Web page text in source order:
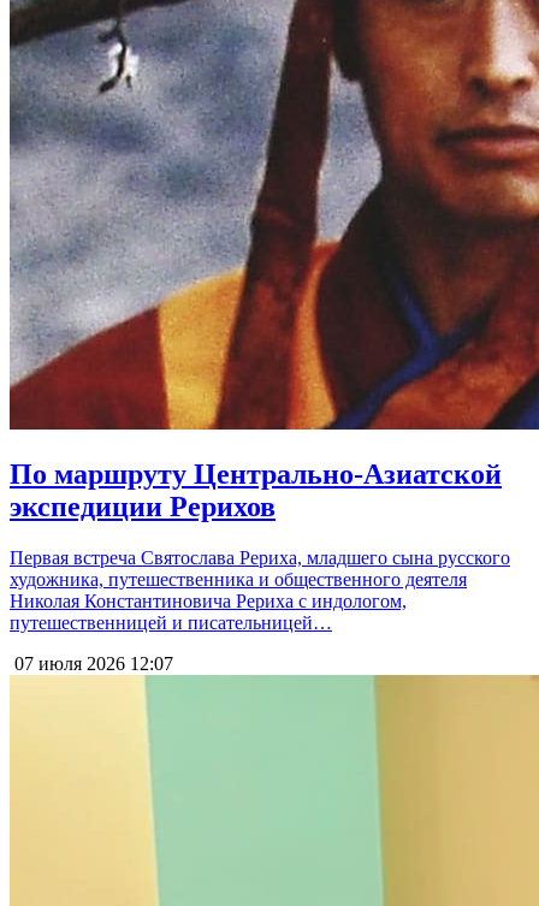
По маршруту Центрально-Азиатской
экспедиции Рерихов
Первая встреча Святослава Рериха, младшего сына русского
художника, путешественника и общественного деятеля
Николая Константиновича Рериха с индологом,
путешественницей и писательницей…
07 июля 2026 12:07